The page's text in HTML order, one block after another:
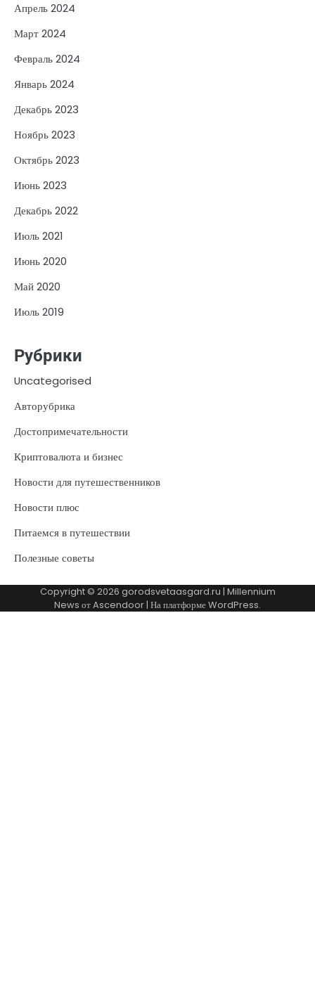
Апрель 2024
Март 2024
Февраль 2024
Январь 2024
Декабрь 2023
Ноябрь 2023
Октябрь 2023
Июнь 2023
Декабрь 2022
Июль 2021
Июнь 2020
Май 2020
Июль 2019
Рубрики
Uncategorised
Авторубрика
Достопримечательности
Криптовалюта и бизнес
Новости для путешественников
Новости плюс
Питаемся в путешествии
Полезные советы
Copyright © 2026 gorodsvetaasgard.ru | Millennium
News отAscendoor| На платформеWordPress.